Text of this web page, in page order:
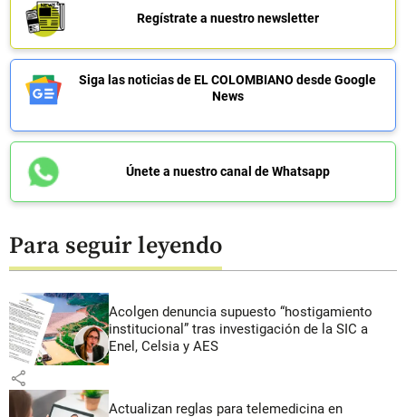
Regístrate a nuestro newsletter
Siga las noticias de EL COLOMBIANO desde Google
News
Únete a nuestro canal de Whatsapp
Para seguir leyendo
Acolgen denuncia supuesto “hostigamiento
institucional” tras investigación de la SIC a
Enel, Celsia y AES
share
Actualizan reglas para telemedicina en